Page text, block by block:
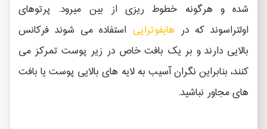
شده و هرگونه خطوط ریزی از بین میرود. پرتوهای
اولتراسوند که در هایفوتراپی استفاده می شوند فرکانس
بالایی دارند و بر یک بافت خاص در زیر پوست تمرکز می
کنند، بنابراین نگران آسیب به لایه های بالایی پوست یا بافت
های مجاور نباشید.